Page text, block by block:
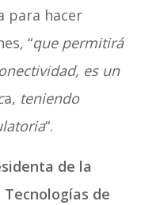
para hacer
“que permitirá
es un
a, teniendo
“.
de la
de